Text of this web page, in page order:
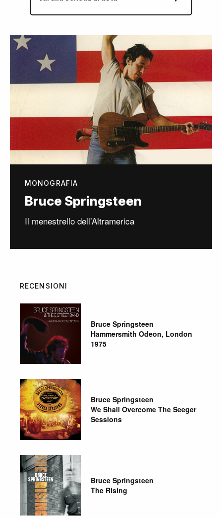
MONOGRAFIA
Bruce Springsteen
Il menestrello dell’Altramerica
RECENSIONI
Bruce Springsteen
Hammersmith Odeon, London
1975
Bruce Springsteen
We Shall Overcome The Seeger
Sessions
Bruce Springsteen
The Rising